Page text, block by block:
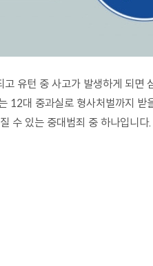
유턴 중 사고가 발생하게 되면
12대 중과실로 형사처벌까지
수 있는 중대범죄 중 하나입니다.